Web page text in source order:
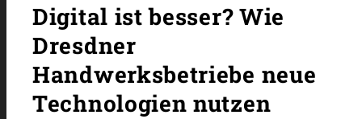
Digital ist besser? Wie
Dresdner
Handwerksbetriebe neue
Technologien nutzen